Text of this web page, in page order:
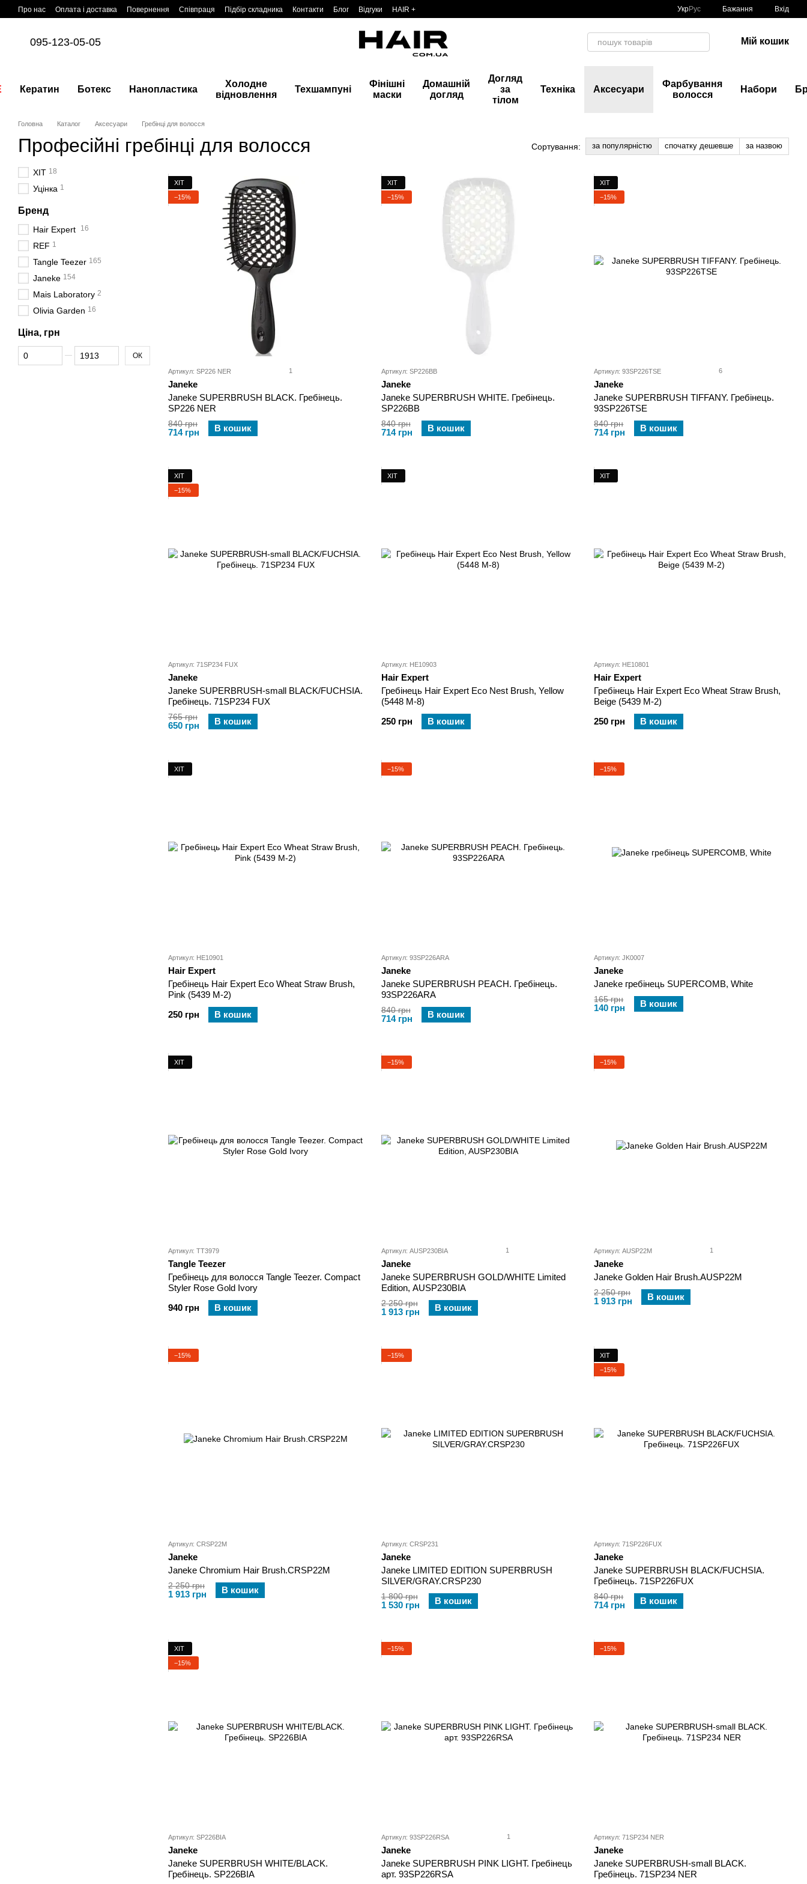
Перейти до основного контенту
Про нас Оплата і доставка Повернення Співпраця Підбір складника Контакти Блог Відгуки HAIR + УкрРус Бажання Вхід
095-123-05-05 Мій кошик
Кератин Ботекс Нанопластика
Холодне
відновлення
Техшампуні
Фінішні
маски
Домашній
догляд
Догляд
за
тілом
Техніка Аксесуари
Фарбування
волосся
Набори
Головна Каталог Аксесуари Гребінці для волосся
Професійні гребінці для волосся Сортування: за популярністю спочатку дешевше за назвою
ХІТ
−15%
Артикул: SP226 NER 1
Janeke
Janeke SUPERBRUSH BLACK. Гребінець.
SP226 NER
840 грн
714 грн В кошик
ХІТ
−15%
Артикул: SP226BB
Janeke
Janeke SUPERBRUSH WHITE. Гребінець.
SP226BB
840 грн
714 грн В кошик
ХІТ
−15%
Артикул: 93SP226TSE 6
Janeke
Janeke SUPERBRUSH TIFFANY. Гребінець.
93SP226TSE
840 грн
714 грн В кошик
ХІТ
−15%
Артикул: 71SP234 FUX
Janeke
Janeke SUPERBRUSH-small BLACK/FUCHSIA.
Гребінець. 71SP234 FUX
765 грн
650 грн В кошик
ХІТ
Артикул: HE10903
Hair Expert
Гребінець Hair Expert Eco Nest Brush, Yellow
(5448 M-8)
250 грн
В кошик
ХІТ
Артикул: HE10801
Hair Expert
Гребінець Hair Expert Eco Wheat Straw Brush,
Beige (5439 M-2)
250 грн
В кошик
ХІТ
Артикул: HE10901
Hair Expert
Гребінець Hair Expert Eco Wheat Straw Brush,
Pink (5439 M-2)
250 грн
В кошик
−15%
Артикул: 93SP226ARA
Janeke
Janeke SUPERBRUSH PEACH. Гребінець.
93SP226ARA
840 грн
714 грн В кошик
−15%
Артикул: JK0007
Janeke
Janeke гребінець SUPERCOMB, White
165 грн
140 грн В кошик
ХІТ
Артикул: TT3979
Tangle Teezer
Гребінець для волосся Tangle Teezer. Compact
Styler Rose Gold Ivory
940 грн
В кошик
−15%
Артикул: AUSP230BIA 1
Janeke
Janeke SUPERBRUSH GOLD/WHITE Limited
Edition, AUSP230BIA
2 250 грн
1 913 грн В кошик
−15%
Артикул: AUSP22M 1
Janeke
Janeke Golden Hair Brush.AUSP22M
2 250 грн
1 913 грн В кошик
−15%
Артикул: CRSP22M
Janeke
Janeke Chromium Hair Brush.CRSP22M
2 250 грн
1 913 грн В кошик
−15%
Артикул: CRSP231
Janeke
Janeke LIMITED EDITION SUPERBRUSH
SILVER/GRAY.CRSP230
1 800 грн
1 530 грн В кошик
ХІТ
−15%
Артикул: 71SP226FUX
Janeke
Janeke SUPERBRUSH BLACK/FUCHSIA.
Гребінець. 71SP226FUX
840 грн
714 грн В кошик
ХІТ
−15%
Артикул: SP226BIA
Janeke
Janeke SUPERBRUSH WHITE/BLACK.
Гребінець. SP226BIA
−15%
Артикул: 93SP226RSA 1
Janeke
Janeke SUPERBRUSH PINK LIGHT. Гребінець
арт. 93SP226RSA
−15%
Артикул: 71SP234 NER
Janeke
Janeke SUPERBRUSH-small BLACK.
Гребінець. 71SP234 NER
ХІТ 18
Уцінка 1
Бренд
Hair Expert 16
REF 1
Tangle Teezer 165
Janeke 154
Mais Laboratory 2
Olivia Garden 16
Ціна, грн
Від Ціна, грн
До Ціна, грн ОК